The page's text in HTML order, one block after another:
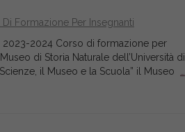
Di Formazione Per Insegnanti
2023-2024 Corso di formazione per
di Storia Naturale dell’Università di
il Museo e la Scuola” il Museo